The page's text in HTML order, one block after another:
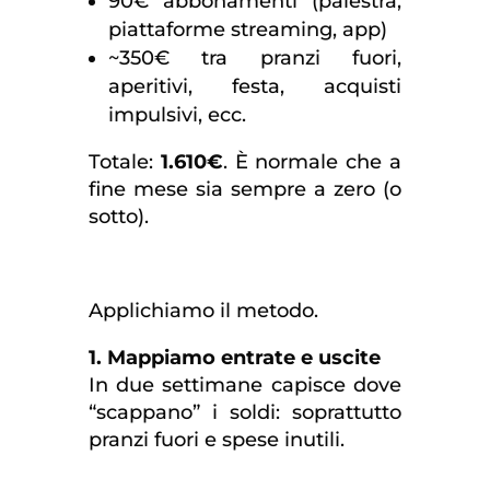
piattaforme streaming, app)
~350€ tra pranzi fuori,
aperitivi, festa, acquisti
impulsivi, ecc.
Totale: 1.610€. È normale che a
fine mese sia sempre a zero (o
sotto).
Applichiamo il metodo.
1. Mappiamo entrate e uscite
In due settimane capisce dove
“scappano” i soldi: soprattutto
pranzi fuori e spese inutili.